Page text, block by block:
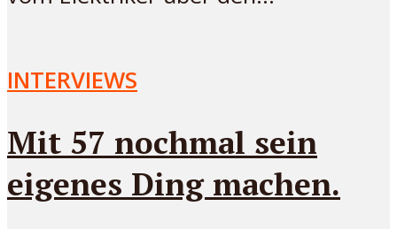
INTERVIEWS
Mit 57 nochmal sein
eigenes Ding machen.